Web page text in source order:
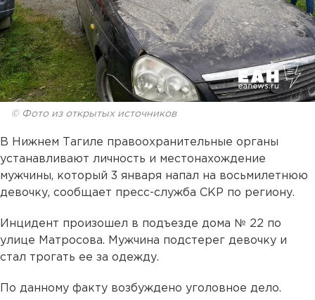
© Фото из открытых источников
В Нижнем Тагиле правоохранительные органы
устанавливают личность и местонахождение
мужчины, который 3 января напал на восьмилетнюю
девочку, сообщает пресс-служба СКР по региону.
Инцидент произошел в подъезде дома № 22 по
улице Матросова. Мужчина подстерег девочку и
стал трогать ее за одежду.
По данному факту возбуждено уголовное дело.